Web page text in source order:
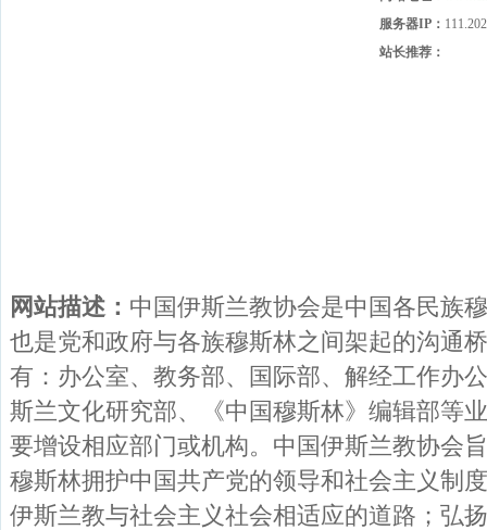
服务器IP：
站长推荐：
网站描述： 中国伊斯兰教协会是中国各民族
也是党和政府与各族穆斯林之间架起的沟通
有：办公室、教务部、国际部、解经工作办
斯兰文化研究部、《中国穆斯林》编辑部等
要增设相应部门或机构。中国伊斯兰教协会
穆斯林拥护中国共产党的领导和社会主义制
伊斯兰教与社会主义社会相适应的道路；弘